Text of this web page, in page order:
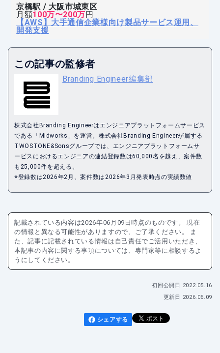
京橋駅 / 大阪市城東区
月額100万〜200万円
【AWS】大手通信企業様向け製品サービス運用、
開発支援
この記事の監修者
Branding Engineer編集部
株式会社Branding Engineerはエンジニアプラットフォームサービス
である「Midworks」を運営。株式会社Branding Engineerが属する
TWOSTONE&Sonsグループでは、エンジニアプラットフォームサ
ービスにおけるエンジニアの連結登録数は60,000名を越え、案件数
も25,000件を超える。
※登録数は2026年2月、案件数は2026年3月発表時点の実績数値
記載されている内容は2026年06月09日 時点のものです。 現在
の情報と異なる可能性がありますので、ご了承ください。 ま
た、記事に記載されている情報は自己責任でご活用いただき、
本記事の内容に関する事項については、専門家等に相談するよ
うにしてください。
初回公開日
2022.05.16
更新日
2026.06.09
シェアする